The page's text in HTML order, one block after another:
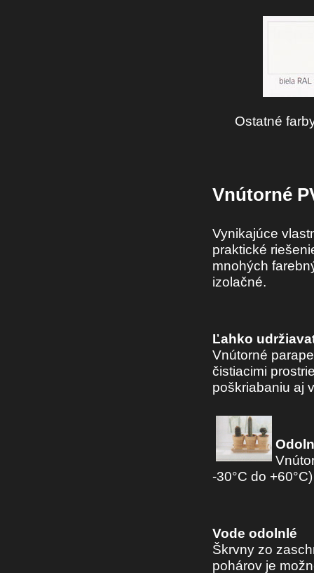
Ostatné
Vnútorné
Vynikajúce
praktické
mnohých
izolačné.
Ľahko
Vnútorné
čistiacimi
poškriabaniu aj
-30°C do +60°C)
Vode odolnlé
Škrvny zo
pohárov je